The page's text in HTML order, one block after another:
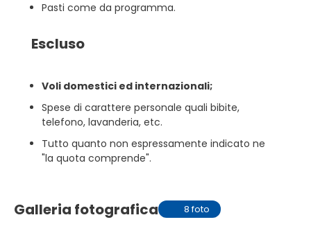
Pasti come da programma.
Escluso
Voli domestici ed internazionali;
Spese di carattere personale quali bibite,
telefono, lavanderia, etc.
Tutto quanto non espressamente indicato ne
"la quota comprende".
Galleria fotografica 8 foto